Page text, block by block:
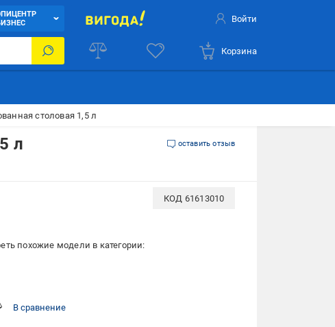
Войти
Корзина
столовая 1,5 л
л оставить отзыв
КОД 61613010
похожие модели в категории:
В сравнение